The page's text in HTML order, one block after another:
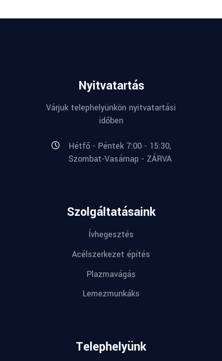
Nyitvatartás
Várjuk telephelyünkön nyitvatartási
időben
Hétfő - Péntek 7:00 - 15:30,
Szombat-Vasárnap - ZÁRVA
Szolgáltatásaink
Ívhegesztés
Acélszerkezet építés
Plazmavágás
Lemezmunkáks
Telephelyünk